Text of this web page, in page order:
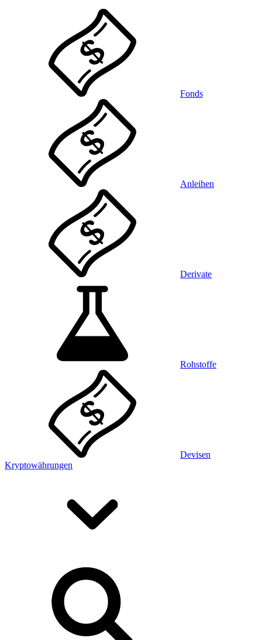
Fonds
Anleihen
Derivate
Rohstoffe
Devisen
Kryptowährungen